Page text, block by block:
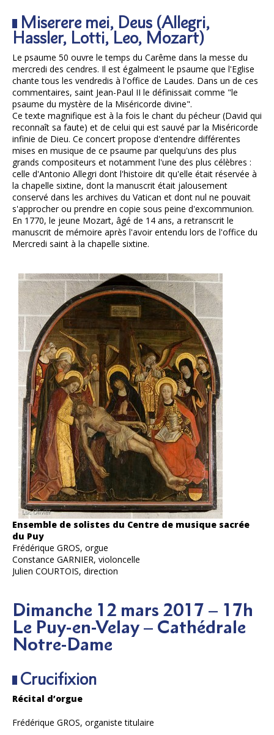
Miserere mei, Deus (Allegri,
Hassler, Lotti, Leo, Mozart)
Le psaume 50 ouvre le temps du Carême dans la messe du
mercredi des cendres. Il est égalmeent le psaume que l'Eglise
chante tous les vendredis à l'office de Laudes. Dans un de ces
commentaires, saint Jean-Paul II le définissait comme "le
psaume du mystère de la Miséricorde divine".
Ce texte magnifique est à la fois le chant du pécheur (David qui
reconnaît sa faute) et de celui qui est sauvé par la Miséricorde
infinie de Dieu. Ce concert propose d'entendre différentes
mises en musique de ce psaume par quelqu'uns des plus
grands compositeurs et notamment l'une des plus célèbres :
celle d'Antonio Allegri dont l'histoire dit qu'elle était réservée à
la chapelle sixtine, dont la manuscrit était jalousement
conservé dans les archives du Vatican et dont nul ne pouvait
s'approcher ou prendre en copie sous peine d'excommunion.
En 1770, le jeune Mozart, âgé de 14 ans, a retranscrit le
manuscrit de mémoire après l'avoir entendu lors de l'office du
Mercredi saint à la chapelle sixtine.
Ensemble de solistes du Centre de musique sacrée
du Puy
Frédérique GROS, orgue
Constance GARNIER, violoncelle
Julien COURTOIS, direction
Dimanche 12 mars 2017 – 17h
​Le Puy-en-Velay – Cathédrale
Notre-Dame
Crucifixion
Récital d’orgue
Frédérique GROS, organiste titulaire